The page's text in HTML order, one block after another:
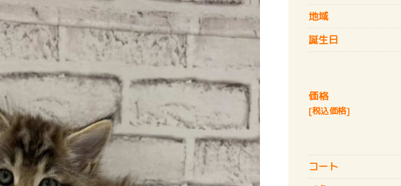
地域
誕生日
価格
[税込価格]
コート